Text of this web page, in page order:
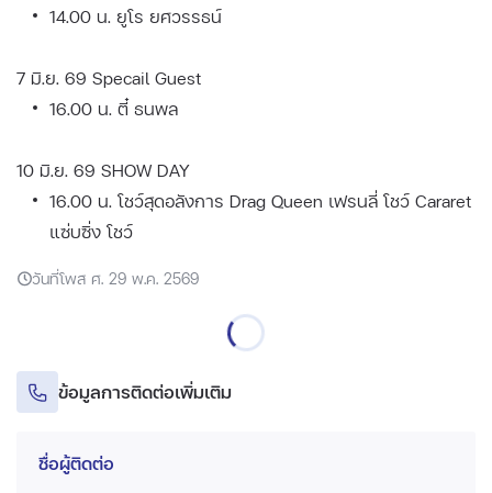
14.00 น. ยูโร ยศวรรธน์
7 มิ.ย. 69 Specail Guest
16.00 น. ตี๋ ธนพล
10 มิ.ย. 69 SHOW DAY
16.00 น. โชว์สุดอลังการ Drag Queen เฟรนลี่ โชว์ Cararet
แซ่บซิ่ง โชว์
วันที่โพส ศ. 29 พ.ค. 2569
ข้อมูลการติดต่อเพิ่มเติม
ชื่อผู้ติดต่อ